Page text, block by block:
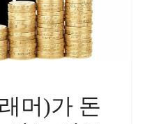
머)가 돈